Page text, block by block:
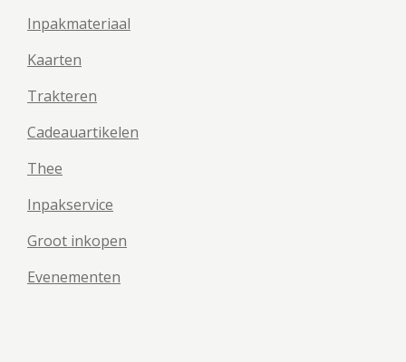
Inpakmateriaal
Kaarten
Trakteren
Cadeauartikelen
Thee
Inpakservice
Groot inkopen
Evenementen